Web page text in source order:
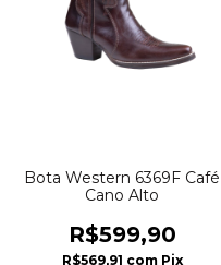
Bota Western 6369F Café
Cano Alto
R$599,90
R$569,91 com Pix